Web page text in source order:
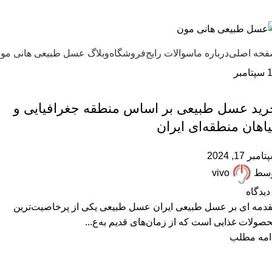
اصلیدرباره ماسوالات رایجفروشگاهوبلاگ عسل طبیعی هانی
سپتامبر
عسل طبیعی بر اساس منطقه جغرافیایی و
منطقه‌ای ایران
17, 2024
vivo
دیدگاه
ای بر عسل طبیعی ایران عسل طبیعی یکی از پرخاصیت‌ترین
غذایی است که از زمان‌های قدیم به‌ع...
مطلب